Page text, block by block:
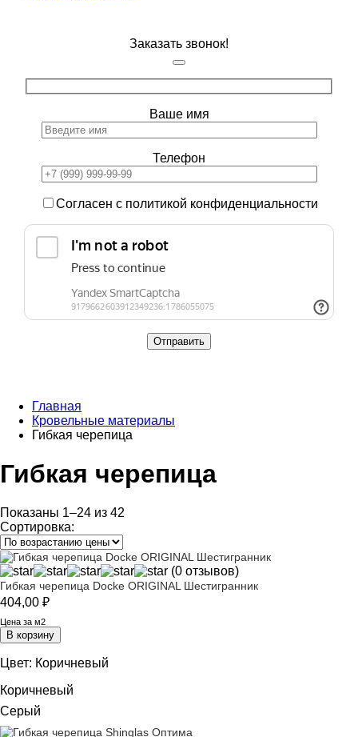
Заказать звонок!
Ваше имя
Телефон
Согласен с политикой конфиденциальности
Главная
Кровельные материалы
Гибкая черепица
Гибкая черепица
Показаны 1–24 из 42
Сортировка:
(0 отзывов)
Гибкая черепица Docke ORIGINAL Шестигранник
404,00 ₽
Цена за м2
В корзину
Цвет: Коричневый
Коричневый
Серый